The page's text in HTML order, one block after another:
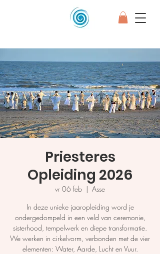
Priesteres
Opleiding 2026
vr 06 feb
  |
Asse
In deze unieke jaaropleiding word je
ondergedompeld in een veld van ceremonie,
sisterhood, tempelwerk en diepe transformatie.
We werken in cirkelvorm, verbonden met de vier
elementen: Water, Aarde, Lucht en Vuur.